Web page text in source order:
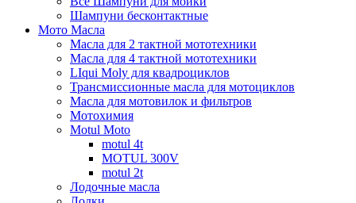
Шампуни бесконтактные
Мото Масла
Масла для 2 тактной мототехники
Масла для 4 тактной мототехники
LIqui Moly для квадроциклов
Трансмиссионные масла для мотоциклов
Масла для мотовилок и фильтров
Мотохимия
Motul Moto
motul 4t
MOTUL 300V
motul 2t
Лодочные масла